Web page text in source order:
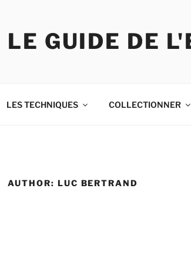
LE GUIDE DE
LES TECHNIQUES COLLECTIONNER
AUTHOR: LUC BERTRAND